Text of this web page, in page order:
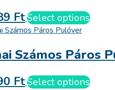
FtSelect options
Számos Páros
FtSelect options